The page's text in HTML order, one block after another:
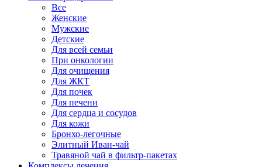
Все
Женские
Мужские
Детские
Для всей семьи
При онкологии
Для очищения
Для ЖКТ
Для почек
Для печени
Для сердца и сосудов
Для кожи
Бронхо-легочные
Элитный Иван-чай
Травяной чай в фильтр-пакетах